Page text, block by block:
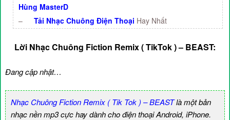
Hùng MasterD
–
Tải Nhạc Chuông Điện Thoại Hay Nhất
Lời Nhạc Chuông Fiction Remix ( TikTok ) – BEAST:
Đang cập nhật…
Nhạc Chuông Fiction Remix ( Tik Tok ) – BEASTlà một bản
nhạc nền mp3 cực hay dành cho điện thoại Android, iPhone.